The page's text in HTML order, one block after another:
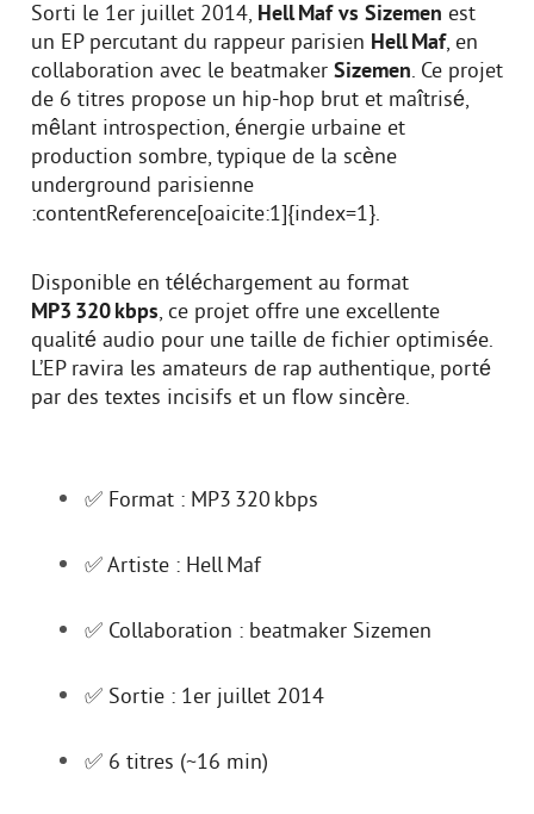
Sorti le 1er juillet 2014, Hell Maf vs Sizemen est
un EP percutant du rappeur parisien Hell Maf, en
collaboration avec le beatmaker Sizemen. Ce projet
de 6 titres propose un hip‑hop brut et maîtrisé,
mêlant introspection, énergie urbaine et
production sombre, typique de la scène
underground parisienne
:contentReference[oaicite:1]{index=1}.
Disponible en téléchargement au format
MP3 320 kbps, ce projet offre une excellente
qualité audio pour une taille de fichier optimisée.
L’EP ravira les amateurs de rap authentique, porté
par des textes incisifs et un flow sincère.
✅ Format : MP3 320 kbps
✅ Artiste : Hell Maf
✅ Collaboration : beatmaker Sizemen
✅ Sortie : 1er juillet 2014
✅ 6 titres (~16 min)